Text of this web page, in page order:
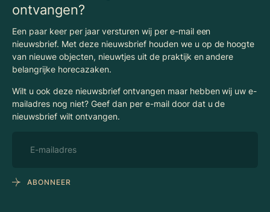
ontvangen?
Een paar keer per jaar versturen wij per e-mail een
nieuwsbrief. Met deze nieuwsbrief houden we u op de hoogte
van nieuwe objecten, nieuwtjes uit de praktijk en andere
belangrijke horecazaken.
Wilt u ook deze nieuwsbrief ontvangen maar hebben wij uw e-
mailadres nog niet? Geef dan per e-mail door dat u de
nieuwsbrief wilt ontvangen.
ABONNEER